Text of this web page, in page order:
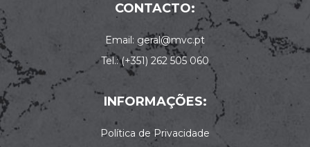
CONTACTO:
Email: geral@mvc.pt
Tel.: (+351) 262 505 060
INFORMAÇÕES:
Política de Privacidade